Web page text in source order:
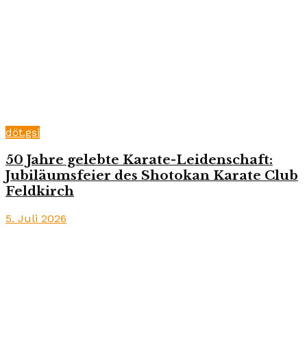
döt.gsi
50 Jahre gelebte Karate-Leidenschaft:
Jubiläumsfeier des Shotokan Karate Club
Feldkirch
5. Juli 2026